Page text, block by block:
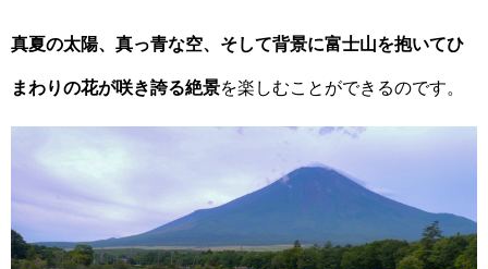
真夏の太陽、真っ青な空、そして背景に富士山を抱いてひ
まわりの花が咲き誇る絶景を楽しむことができるのです。